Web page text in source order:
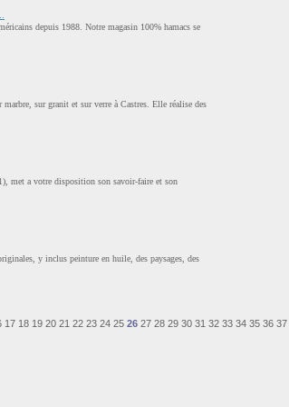
depuis 1988. Notre magasin 100% hamacs se
sur granit et sur verre à Castres. Elle réalise des
met a votre disposition son savoir-faire et son
y inclus peinture en huile, des paysages, des
17 18 19 20 21 22 23 24 25 26 27 28 29 30 31 32 33 34 35 36 37